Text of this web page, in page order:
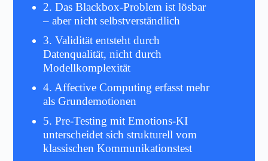
2. Das Blackbox-Problem ist lösbar
– aber nicht selbstverständlich
3. Validität entsteht durch
Datenqualität, nicht durch
Modellkomplexität
4. Affective Computing erfasst mehr
als Grundemotionen
5. Pre-Testing mit Emotions-KI
unterscheidet sich strukturell vom
klassischen Kommunikationstest